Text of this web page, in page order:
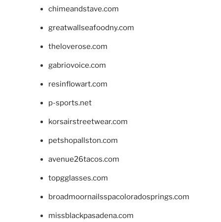
chimeandstave.com
greatwallseafoodny.com
theloverose.com
gabriovoice.com
resinflowart.com
p-sports.net
korsairstreetwear.com
petshopallston.com
avenue26tacos.com
topgglasses.com
broadmoornailsspacoloradosprings.com
missblackpasadena.com